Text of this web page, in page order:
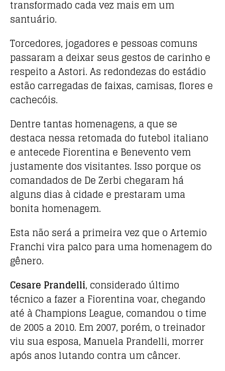
transformado cada vez mais em um
santuário.
Torcedores, jogadores e pessoas comuns
passaram a deixar seus gestos de carinho e
respeito a Astori. As redondezas do estádio
estão carregadas de faixas, camisas, flores e
cachecóis.
Dentre tantas homenagens, a que se
destaca nessa retomada do futebol italiano
e antecede Fiorentina e Benevento vem
justamente dos visitantes. Isso porque os
comandados de De Zerbi chegaram há
alguns dias à cidade e prestaram uma
bonita homenagem.
Esta não será a primeira vez que o Artemio
Franchi vira palco para uma homenagem do
gênero.
Cesare Prandelli, considerado último
técnico a fazer a Fiorentina voar, chegando
até à Champions League, comandou o time
de 2005 a 2010. Em 2007, porém, o treinador
viu sua esposa, Manuela Prandelli, morrer
após anos lutando contra um câncer.